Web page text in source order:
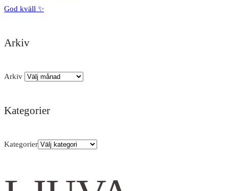
God kväll ✨
Arkiv
Arkiv
Kategorier
Kategorier